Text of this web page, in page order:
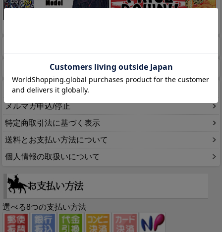
マイページ カート
ログイン
メルマガ申込/停止
特定商取引法に基づく表示
送料とお支払い方法について
個人情報の取扱いについて
選べる8つの支払い方法